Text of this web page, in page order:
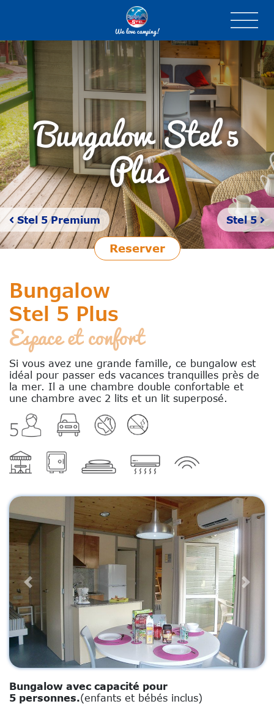
We love camping!
Bungalow Stel5
Plus
Stel 5 Premium Stel 5
Reserver
Bungalow
Stel 5 Plus
Espace et confort
Si vous avez une grande famille, ce bungalow est
idéal pour passer eds vacances tranquilles près de
la mer. Il a une chambre double confortable et
une chambre avec 2 lits et un lit superposé.
Previous Next
Bungalow avec capacité pour
5 personnes.(enfants et bébés inclus)